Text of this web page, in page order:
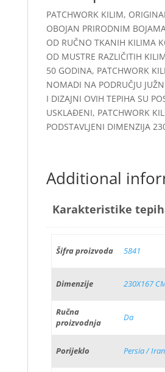
PATCHWORK KILIM,
OBOJAN PRIRODNIM
OD RUČNO TKANIH KILIMA
OD MUSTRE RAZLIČITIH
50 GODINA, PATCHWORK
NOMADI NA PODRUČJU
I DIZAJNI OVIH TEPIHA SU
USKLAĐENI, PATCHWORK
PODSTAVLJENI DIMENZIJA
Additional
Karakteristike
Šifra proizvoda 5841
Dimenzije 230X167
Ručna
proizvodnja
Da
Porijeklo Persia / Iran